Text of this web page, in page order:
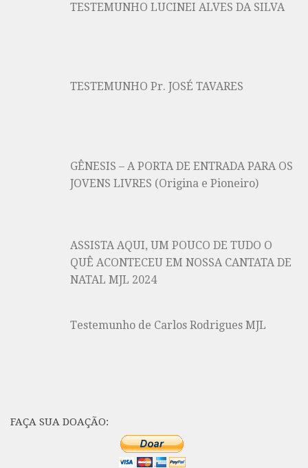
TESTEMUNHO LUCINEI ALVES DA SILVA
TESTEMUNHO Pr. JOSÉ TAVARES
GÊNESIS – A PORTA DE ENTRADA PARA OS
JOVENS LIVRES (Origina e Pioneiro)
ASSISTA AQUI, UM POUCO DE TUDO O
QUÊ ACONTECEU EM NOSSA CANTATA DE
NATAL MJL 2024
Testemunho de Carlos Rodrigues MJL
FAÇA SUA DOAÇÃO: